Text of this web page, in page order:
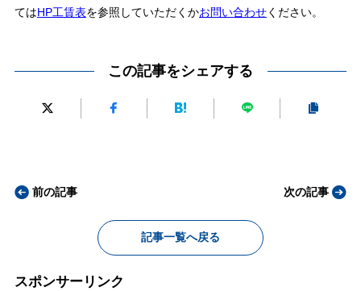
てはHP工賃表を参照していただくかお問い合わせください。
この記事をシェアする
前の記事
記事一覧へ戻る
次の記事
スポンサーリンク